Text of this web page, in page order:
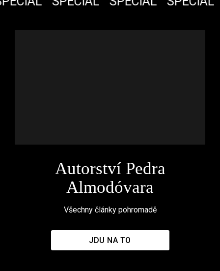
Autorství Pedra
Almodóvara
Všechny články pohromadě
JDU NA TO